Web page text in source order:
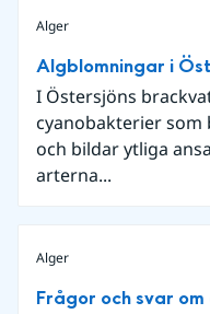
Alger
Algblomningar i
I Östersjöns
cyanobakterier
och bildar ytliga
arterna...
Alger
Frågor och svar